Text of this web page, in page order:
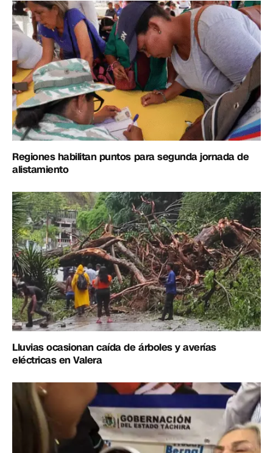
Regiones habilitan puntos para segunda jornada de
alistamiento
Lluvias ocasionan caída de árboles y averías
eléctricas en Valera